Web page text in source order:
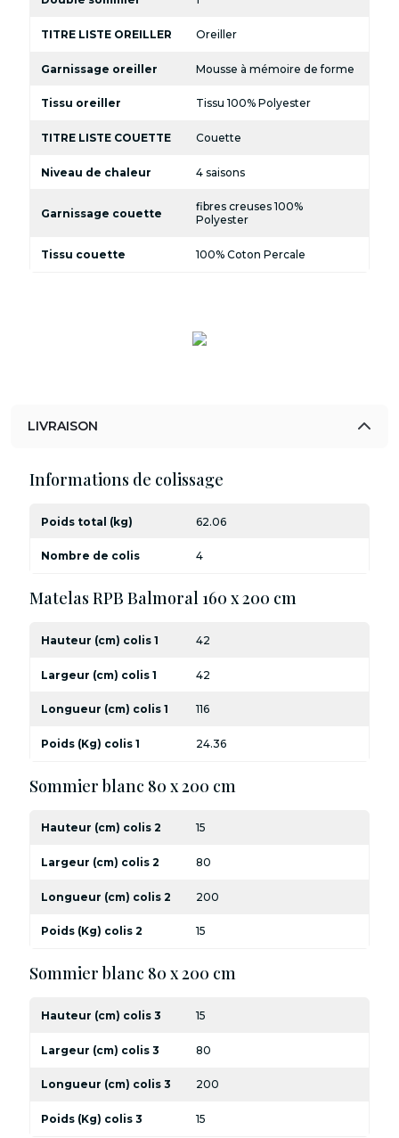
TITRE LISTE OREILLER Oreiller
Garnissage oreiller Mousse à mémoire de forme
Tissu oreiller Tissu 100% Polyester
TITRE LISTE COUETTE Couette
Niveau de chaleur 4 saisons
Garnissage couette
fibres creuses 100%
Polyester
Tissu couette 100% Coton Percale
LIVRAISON
Informations de colissage
Poids total (kg) 62.06
Nombre de colis 4
Matelas RPB Balmoral 160 x 200 cm
Hauteur (cm) colis 1 42
Largeur (cm) colis 1 42
Longueur (cm) colis 1 116
Poids (Kg) colis 1 24.36
Sommier blanc 80 x 200 cm
Hauteur (cm) colis 2 15
Largeur (cm) colis 2 80
Longueur (cm) colis 2 200
Poids (Kg) colis 2 15
Sommier blanc 80 x 200 cm
Hauteur (cm) colis 3 15
Largeur (cm) colis 3 80
Longueur (cm) colis 3 200
Poids (Kg) colis 3 15